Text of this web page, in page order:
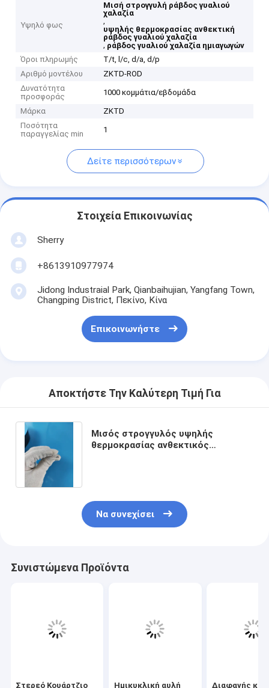
Υψηλό φως
Μισή στρογγυλή ράβδος γυαλιού
χαλαζία
,
υψηλής θερμοκρασίας ανθεκτική
ράβδος γυαλιού χαλαζία
, ράβδος γυαλιού χαλαζία ημιαγωγών
Όροι πληρωμής
T/t, l/c, d/a, d/p
Αριθμό μοντέλου
ZKTD-ROD
Δυνατότητα
προσφοράς
1000 κομμάτια/εβδομάδα
Μάρκα
ZKTD
Ποσότητα
παραγγελίας min
1
Δείτε περισσότερων
Στοιχεία Επικοινωνίας
Sherry
+8613910977974
Jidong Industraial Park, Qianbaihujian, Yangfang Town,
Changping District, Πεκίνο, Κίνα
Επικοινωνήστε
Αποκτήστε Την Καλύτερη Τιμή Για
Μισός στρογγυλός υψηλής
θερμοκρασίας ανθεκτικός
Να συνεχίσει
Συνιστώμενα Προϊόντα
Στερεό Κουάρτζιο Ημικυκλική αυλή Διαφανής